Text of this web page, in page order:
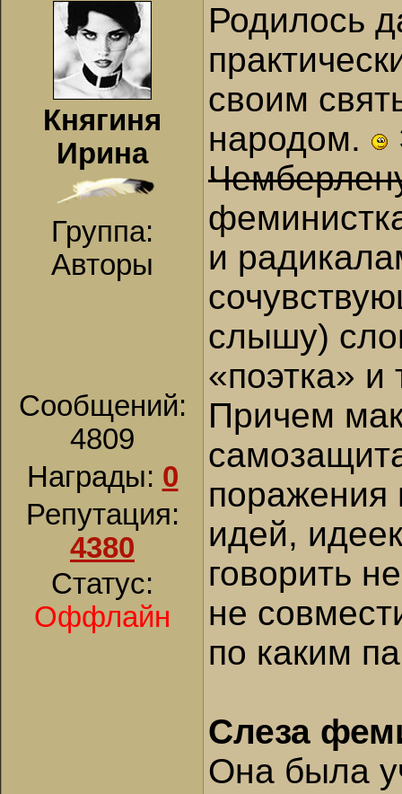
Княгиня
Ирина
Группа:
Авторы
Сообщений:
4809
Награды: 0
Репутация:
4380
Статус:
Оффлайн
Родилось
своим
народом.
и
слышу)
«поэтка» и
Причем
поражения
идей,
говорить
не
по каким
Слеза
Она была